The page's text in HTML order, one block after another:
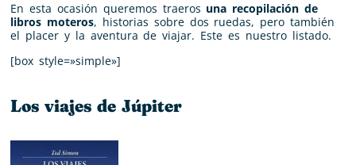
En esta ocasión queremos traeros una recopilación de
libros moteros, historias sobre dos ruedas, pero también
el placer y la aventura de viajar. Este es nuestro listado.
[box style=»simple»]
Los viajes de Júpiter